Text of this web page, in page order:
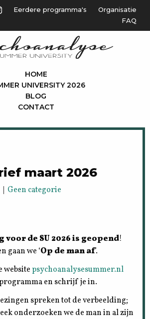
Eerdere programma's
Organisatie
FAQ
HOME
UNIVERSITY 2026
BLOG
CONTACT
maart 2026
| Geen categorie
voor de SU 2026 is geopend!
gaan we ‘Op de man af’.
websitepsychoanalysesummer.nl
en schrijf je in.
spreken tot de verbeelding;
onderzoeken we de man in al zijn